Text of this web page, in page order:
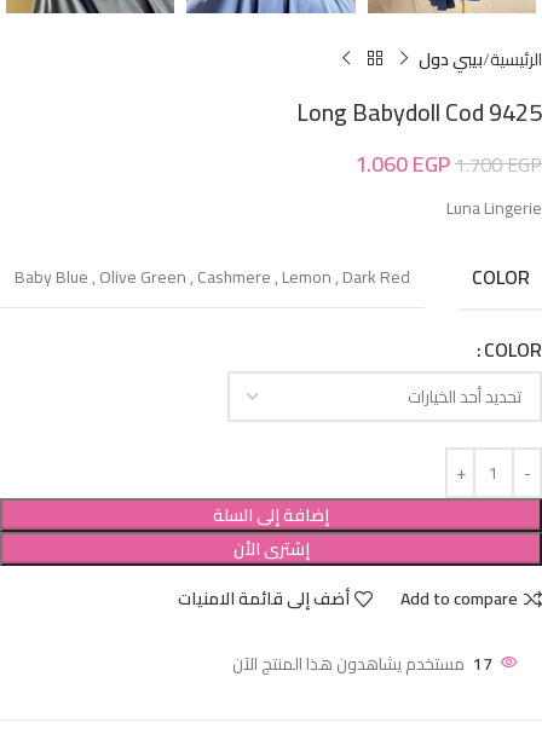
الرئيسية بيبي دول
Long Babydoll Cod 9425
1.700EGP
1.060EGP
Luna Lingerie
COLOR
Baby Blue,Olive Green,Cashmere,Lemon,Dark Red
COLOR
إضافة إلى السلة
إشترى الأن
Add to compare
أضف إلى قائمة الامنيات
17 مستخدم يشاهدون هذا المنتج الآن